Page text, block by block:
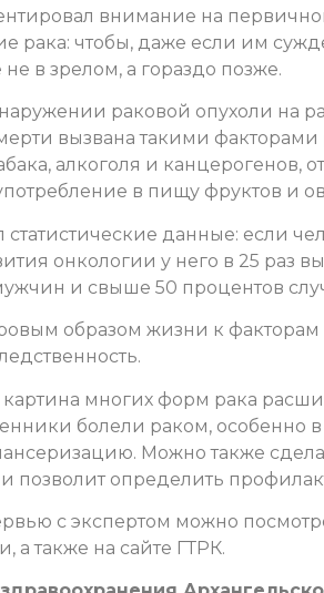
внимание на
рака: чтобы, даже если им
в зрелом, а гораздо позже.
раковой опухоли на
вызвана такими
алкоголя и канцерогенов,
в пищу фруктов и
данные: если
онкологии у него в 25
и свыше 50 процентов
образом жизни к
многих форм рака
болели раком, особенно
Можно также
позволит определить
с экспертом можно
а также на сайте ГТРК.